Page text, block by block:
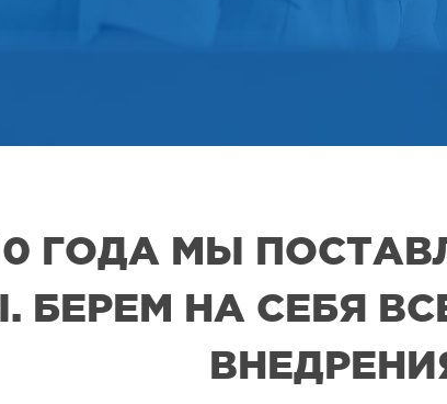
ГОДА МЫ
БЕРЕМ НА СЕБЯ